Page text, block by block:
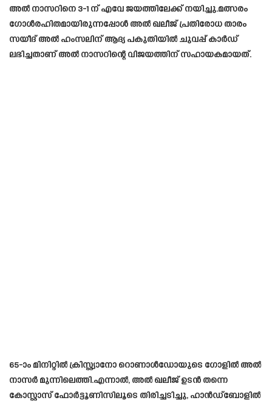
അൽ നാസറിനെ 3-1 ന് എവേ ജയത്തിലേക്ക് നയിച്ചു.മത്സരം
ഗോൾരഹിതമായിരുന്നപ്പോൾ അൽ ഖലീജ് പ്രതിരോധ താരം
സയീദ് അൽ ഹംസലിന് ആദ്യ പകുതിയിൽ ചുവപ്പ് കാർഡ്
ലഭിച്ചതാണ് അൽ നാസറിന്റെ വിജയത്തിന് സഹായകമായത്.
65-ാം മിനിറ്റിൽ ക്രിസ്റ്റ്യാനോ റൊണാൾഡോയുടെ ഗോളിൽ അൽ
നാസർ മുന്നിലെത്തി.എന്നാൽ, അൽ ഖലീജ് ഉടൻ തന്നെ
കോസ്റ്റാസ് ഫോർട്ടൂണിസിലൂടെ തിരിച്ചടിച്ചു, ഹാൻഡ്‌ബോളിൽ